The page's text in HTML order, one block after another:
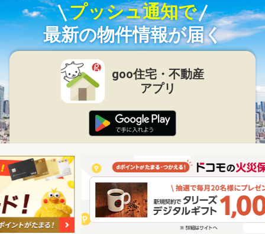
プッシュ通知で
最新の物件情報が届く
goo住宅・不動産
アプリ